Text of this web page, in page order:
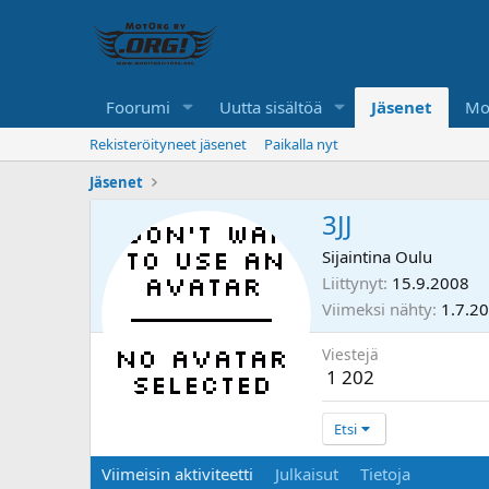
Foorumi Uutta sisältöä Jäsenet
Rekisteröityneet jäsenet
Paikalla nyt
Jäsenet
3JJ
Sijaintina Oulu
Liittynyt 15.9.2008
Viimeksi nähty
Viestejä
1 202
Etsi
Viimeisin aktiviteetti Julkaisut Tietoja